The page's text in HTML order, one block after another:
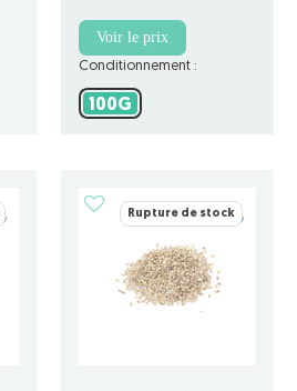
Voir le prix
Conditionnement :
100G
Rupture de stock